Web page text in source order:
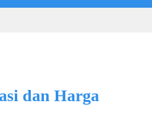
dan Harga